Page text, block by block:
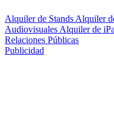
Alquiler de Stands Alquiler
Audiovisuales Alquiler de
Relaciones Públicas
Publicidad